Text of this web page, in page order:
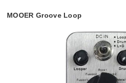
MOOER Groove Loop